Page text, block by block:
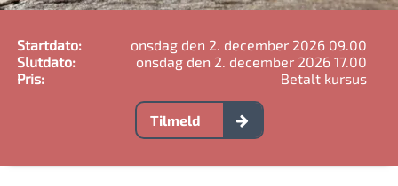
Startdato:
onsdag den 2. december 2026 09.00
Slutdato:
onsdag den 2. december 2026 17.00
Pris:
Betalt kursus
Tilmeld